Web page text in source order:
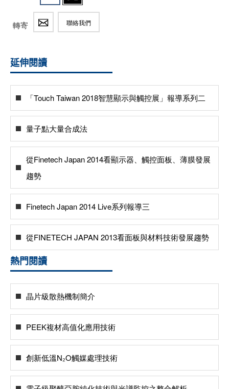
轉寄 聯絡我們
延伸閱讀
「Touch Taiwan 2018智慧顯示與觸控展」報導系列二
量子點大量合成法
從Finetech Japan 2014看顯示器、觸控面板、薄膜發展
趨勢
Finetech Japan 2014 Live系列報導三
從FINETECH JAPAN 2013看面板與材料技術發展趨勢
熱門閱讀
晶片級散熱機制簡介
PEEK複材高值化應用技術
創新低溫N₂O觸媒處理技術